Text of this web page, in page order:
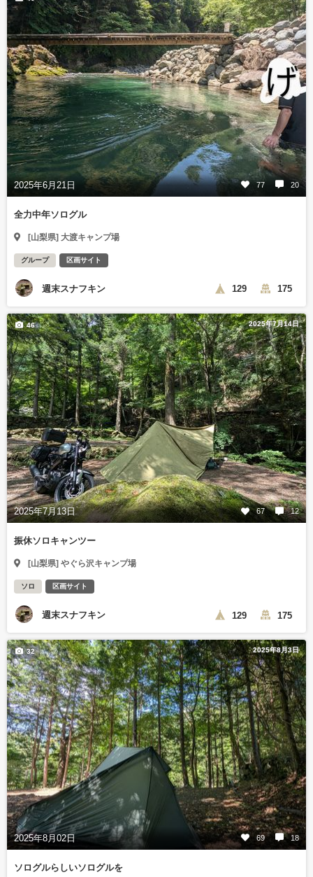
2025年6月21日 77 20
全力中年ソログル
[山梨県] 大渡キャンプ場
グループ 区画サイト
週末スナフキン 129 175
2025年7月14日
2025年7月13日 67 12
46
振休ソロキャンツー
[山梨県] やぐら沢キャンプ場
ソロ 区画サイト
週末スナフキン 129 175
2025年8月3日
2025年8月02日 69 18
32
ソログルらしいソログルを